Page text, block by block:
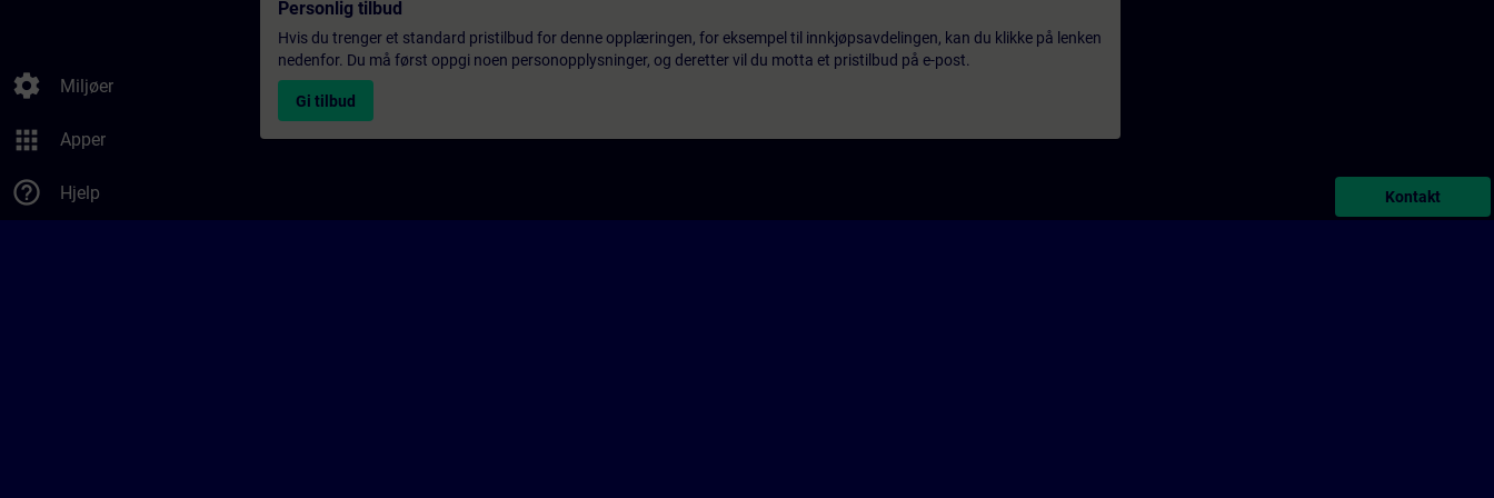
settings Miljøer
apps Apper
help_outline Hjelp
Personlig tilbud
Hvis du trenger et standard pristilbud for denne opplæringen, for eksempel til innkjøpsavdelingen, kan du klikke på lenken
nedenfor. Du må først oppgi noen personopplysninger, og deretter vil du motta et pristilbud på e-post.
Gi tilbud
Kontakt